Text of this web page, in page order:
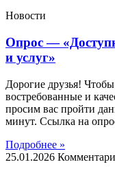
Новости
Опрос —
и услуг»
Дорогие друзья!
востребованные и
просим вас пройти
минут. Ссылка на
Подробнее »
25.01.2026